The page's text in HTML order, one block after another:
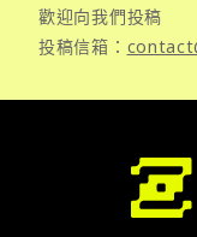
歡迎向我們投稿
投稿信箱：